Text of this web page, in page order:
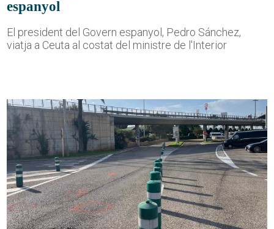
espanyol
El president del Govern espanyol, Pedro Sánchez,
viatja a Ceuta al costat del ministre de l'Interior